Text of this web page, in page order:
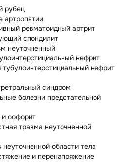
рубец
артропатии
ревматоидный артрит
спондилит
неуточненный
нефрит
тубулоинтерстициальный нефрит
синдром
болезни предстательной
и оофорит
травма неуточненной
области тела
и перенапряжение